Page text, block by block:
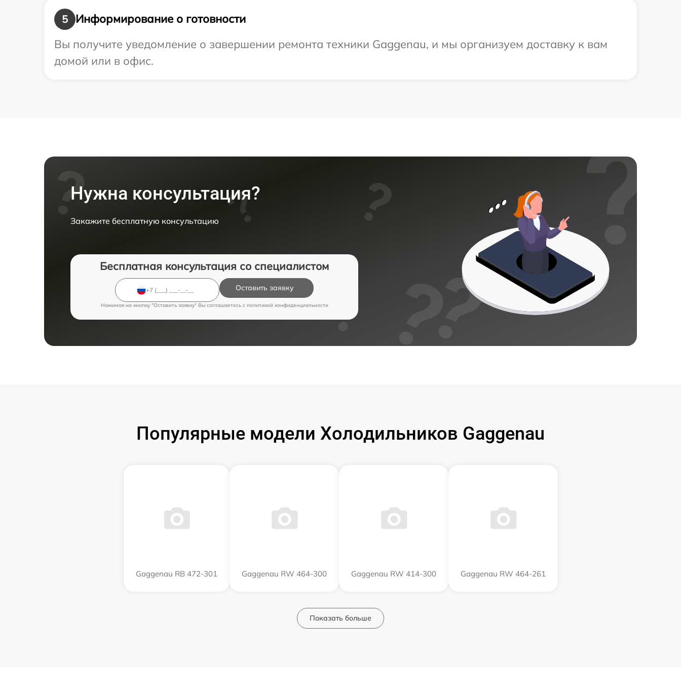
5
Информирование о готовности
Вы получите уведомление о завершении ремонта техники Gaggenau, и мы организуем доставку к вам
домой или в офис.
Нужна консультация?
Закажите бесплатную консультацию
Бесплатная консультация со специалистом
Оставить заявку
Нажимая на кнопку "Оставить заявку" Вы соглашаетесь c политикой конфиденциальности
Популярные модели Холодильников Gaggenau
Gaggenau RB 472-301 Gaggenau RW 464-300 Gaggenau RW 414-300 Gaggenau RW 464-261
Показать больше